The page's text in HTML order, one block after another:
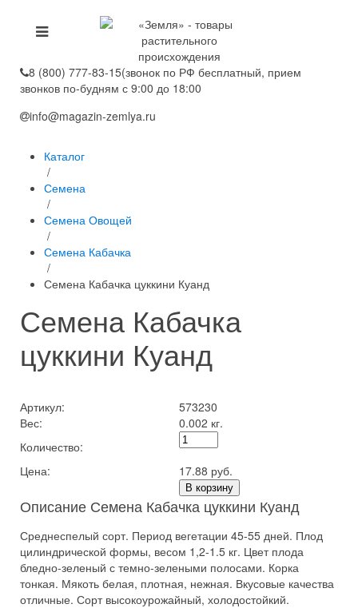
8 (800) 777-83-15(звонок по РФ бесплатный, прием
звонков по-будням с 9:00 до 18:00
info@magazin-zemlya.ru
Каталог
/
Семена
/
Семена Овощей
/
Семена Кабачка
/
Семена Кабачка цуккини Куанд
Семена Кабачка
цуккини Куанд
Артикул:
573230
Вес:
0.002 кг.
Количество:
Цена:
17.88 руб.
В корзину
Описание Семена Кабачка цуккини Куанд
Среднеспелый сорт. Период вегетации 45-55 дней. Плод
цилиндрической формы, весом 1,2-1.5 кг. Цвет плода
бледно-зеленый с темно-зелеными полосами. Корка
тонкая. Мякоть белая, плотная, нежная. Вкусовые качества
отличные. Сорт высокоурожайный, холодостойкий.